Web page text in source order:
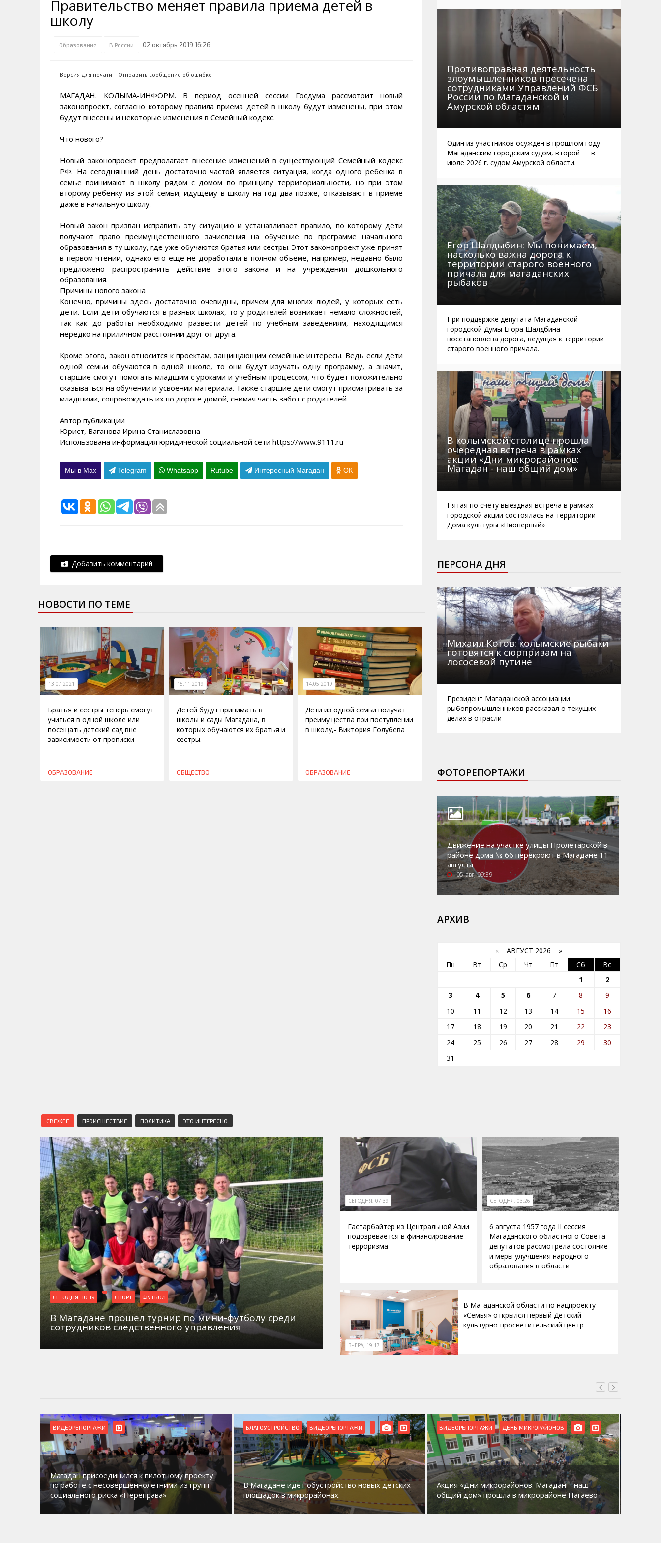
Транспортная инфраструктура
Их надо знать. Галерея славы
Достопримечательности
Туристическик маршруты
Интерактивная карта
Хранители экрана. Заставки
Кинохроника Магадана
Телефоны
Автобусы Магадан – Аэропорт
Таблица приливов отливов
Губернатор
Наркоте нет
Сельское хозяйство
Аварии ДТП
Кванториум
Благоустройство
Горнолыжная школа
УМВД
Магадан в Instagram
Интернет
Жилье
Не мусорить
Браконьеры
Правительство меняет правила приема детей в
школу
Образование В России 02 октябрь 2019 16:26
Версия для печати Отправить сообщение об ошибке
МАГАДАН. КОЛЫМА-ИНФОРМ. В период осенней сессии Госдума рассмотрит новый
законопроект, согласно которому правила приема детей в школу будут изменены, при этом
будут внесены и некоторые изменения в Семейный кодекс.
Что нового?
Новый законопроект предполагает внесение изменений в существующий Семейный кодекс
РФ. На сегодняшний день достаточно частой является ситуация, когда одного ребенка в
семье принимают в школу рядом с домом по принципу территориальности, но при этом
второму ребенку из этой семьи, идущему в школу на год-два позже, отказывают в приеме
даже в начальную школу.
Новый закон призван исправить эту ситуацию и устанавливает правило, по которому дети
получают право преимущественного зачисления на обучение по программе начального
образования в ту школу, где уже обучаются братья или сестры. Этот законопроект уже принят
в первом чтении, однако его еще не доработали в полном объеме, например, недавно было
предложено распространить действие этого закона и на учреждения дошкольного
образования.
Причины нового закона
Конечно, причины здесь достаточно очевидны, причем для многих людей, у которых есть
дети. Если дети обучаются в разных школах, то у родителей возникает немало сложностей,
так как до работы необходимо развести детей по учебным заведениям, находящимся
нередко на приличном расстоянии друг от друга.
Кроме этого, закон относится к проектам, защищающим семейные интересы. Ведь если дети
одной семьи обучаются в одной школе, то они будут изучать одну программу, а значит,
старшие смогут помогать младшим с уроками и учебным процессом, что будет положительно
сказываться на обучении и усвоении материала. Также старшие дети смогут присматривать за
младшими, сопровождать их по дороге домой, снимая часть забот с родителей.
Автор публикации
Юрист, Ваганова Ирина Станиславовна
Использована информация юридической социальной сети https://www.9111.ru
Мы в Max Telegram Whatsapp Rutube Интересный Магадан ОК
Добавить комментарий
НОВОСТИ ПО ТЕМЕ
13.07.2021
Братья и сестры теперь смогут
учиться в одной школе или
посещать детский сад вне
зависимости от прописки
ОБРАЗОВАНИЕ
15.11.2019
Детей будут принимать в
школы и сады Магадана, в
которых обучаются их братья и
сестры.
ОБЩЕСТВО
14.05.2019
Дети из одной семьи получат
преимущества при поступлении
в школу,- Виктория Голубева
ОБРАЗОВАНИЕ
Противоправная деятельность
злоумышленников пресечена
сотрудниками Управлений ФСБ
России по Магаданской и
Амурской областям
Один из участников осужден в прошлом году
Магаданским городским судом, второй — в
июле 2026 г. судом Амурской области.
Егор Шалдыбин: Мы понимаем,
насколько важна дорога к
территории старого военного
причала для магаданских
рыбаков
При поддержке депутата Магаданской
городской Думы Егора Шалдбина
восстановлена дорога, ведущая к территории
старого военного причала.
В колымской столице прошла
очередная встреча в рамках
акции «Дни микрорайонов:
Магадан - наш общий дом»
Пятая по счету выездная встреча в рамках
городской акции состоялась на территории
Дома культуры «Пионерный»
ПЕРСОНА ДНЯ
Михаил Котов: колымские рыбаки
готовятся к сюрпризам на
лососевой путине
Президент Магаданской ассоциации
рыбопромышленников рассказал о текущих
делах в отрасли
ФОТОРЕПОРТАЖИ
Движение на участке улицы Пролетарской в
районе дома № 66 перекроют в Магадане 11
августа
05-авг, 09:39
АРХИВ
« АВГУСТ 2026 »
Пн
Вт Ср Чт Пт Сб
Вс
1
2
3
4 5 6 7 8
9
10
11 12 13 14 15
16
17
18 19 20 21 22
23
24
25 26 27 28 29
30
31
СВЕЖЕЕ ПРОИСШЕСТВИЕ ПОЛИТИКА ЭТО ИНТЕРЕСНО
СЕГОДНЯ, 10:19 СПОРТ ФУТБОЛ
В Магадане прошел турнир по мини-футболу среди
сотрудников следственного управления
СЕГОДНЯ, 07:39
Гастарбайтер из Центральной Азии
подозревается в финансирование
терроризма
СЕГОДНЯ, 03:26
6 августа 1957 года II сессия
Магаданского областного Совета
депутатов рассмотрела состояние
и меры улучшения народного
образования в области
ВЧЕРА, 19:17
В Магаданской области по нацпроекту
«Семья» открылся первый Детский
культурно-просветительский центр
ВИДЕОРЕПОРТАЖИ
Магадан присоединился к пилотному проекту
по работе с несовершеннолетними из групп
социального риска «Переправа»
БЛАГОУСТРОЙСТВО ВИДЕОРЕПОРТАЖИ
В Магадане идет обустройство новых детских
площадок в микрорайонах.
ВИДЕОРЕПОРТАЖИ ДЕНЬ МИКРОРАЙОНОВ
Акция «Дни микрорайонов: Магадан – наш
общий дом» прошла в микрорайоне Нагаево